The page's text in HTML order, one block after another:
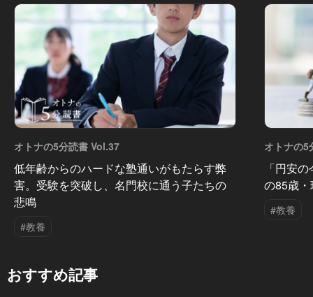
オトナの5分読書 Vol.37
低年齢からのハードな塾通いがもたらす弊
害。受験を突破し、名門校に通う子たちの
悲鳴
#教養
オトナの5
「円安
の85歳
#教養
おすすめ記事